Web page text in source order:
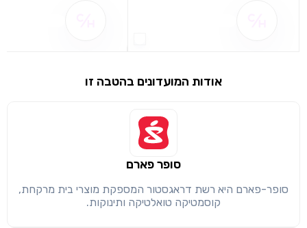
שיתוף
שימו לב!
הבנתי, המשך לאתר
אודות המועדונים בהטבה זו
סופר פארם
סופר-פארם היא רשת דראגסטור המספקת מוצרי בית מרקחת,
קוסמטיקה טואלטיקה ותינוקות.